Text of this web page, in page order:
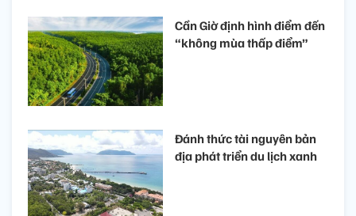
Cần Giờ định hình điểm đến
“không mùa thấp điểm”
Đánh thức tài nguyên bản
địa phát triển du lịch xanh